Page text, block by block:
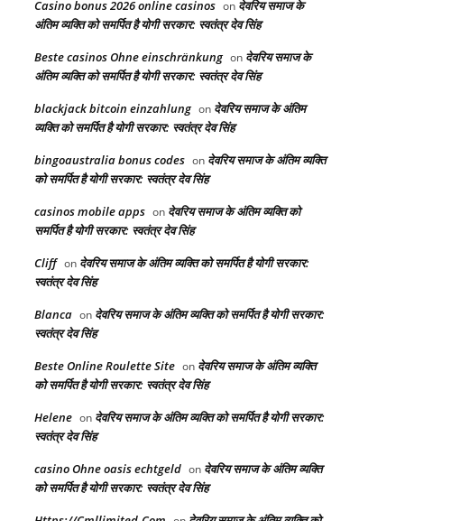
Casino bonus 2026 online casinos on देवरिय समाज के
अंतिम व्यक्ति को समर्पित है योगी सरकार: स्वतंत्र देव सिंह
Beste casinos Ohne einschränkung on देवरिय समाज के
अंतिम व्यक्ति को समर्पित है योगी सरकार: स्वतंत्र देव सिंह
blackjack bitcoin einzahlung on देवरिय समाज के अंतिम
व्यक्ति को समर्पित है योगी सरकार: स्वतंत्र देव सिंह
bingoaustralia bonus codes on देवरिय समाज के अंतिम व्यक्ति
को समर्पित है योगी सरकार: स्वतंत्र देव सिंह
casinos mobile apps on देवरिय समाज के अंतिम व्यक्ति को
समर्पित है योगी सरकार: स्वतंत्र देव सिंह
Cliff on देवरिय समाज के अंतिम व्यक्ति को समर्पित है योगी सरकार:
स्वतंत्र देव सिंह
Blanca on देवरिय समाज के अंतिम व्यक्ति को समर्पित है योगी सरकार:
स्वतंत्र देव सिंह
Beste Online Roulette Site on देवरिय समाज के अंतिम व्यक्ति
को समर्पित है योगी सरकार: स्वतंत्र देव सिंह
Helene on देवरिय समाज के अंतिम व्यक्ति को समर्पित है योगी सरकार:
स्वतंत्र देव सिंह
casino Ohne oasis echtgeld on देवरिय समाज के अंतिम व्यक्ति
को समर्पित है योगी सरकार: स्वतंत्र देव सिंह